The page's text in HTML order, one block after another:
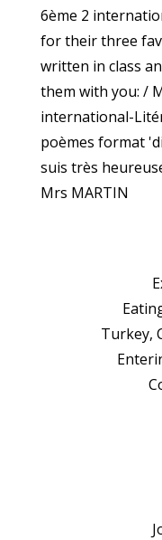
6ème 2
for their three
written in class
them with you: /
international-
poèmes format
suis très
Mrs MARTIN
Turkey,